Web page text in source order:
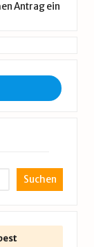
Antrag ein
Suchen